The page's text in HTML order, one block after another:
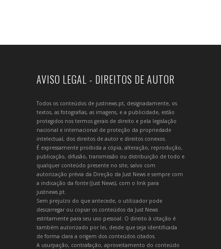
AVISO LEGAL - DIREITOS DE AUTOR
Todos os conteúdos de justnews.pt, designadamente, os
textos, as fotografias, as imagens, e a publicidade, estão
protegidos nos termos gerais de direito e pela legislação
nacional e internacional de proteção da propriedade
intelectual, dos direitos de autor e direitos conexos.
É expressamente proibida a cópia, alteração, reprodução,
publicação, difusão, transmissão ou distribuição de todo e
qualquer conteúdo presente no site, salvo com
autorização prévia da Direção da Just News e sempre com
a indicação da fonte (Just News), com o link para
justnews.pt.
Sem prejuízo do que antecede, o utilizador pode
descarregar ou copiar os conteúdos da Just News
estritamente para seu uso pessoal. O direito à citação é
também autorizado por lei, desde que seja identificada
de forma clara a origem dos conteúdos citados.
A usurpação, contrafação, aproveitamento do conteúdo